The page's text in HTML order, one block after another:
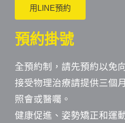
用LINE預約
預約掛號
全預約制，請先預約以免
接受物理治療請提供三個
照會或醫囑。
健康促進、姿勢矯正和運